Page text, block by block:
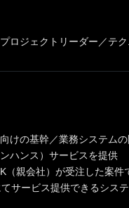
ロジェクトリーダー／テ
けの基幹／業務システムの
ハンス）サービスを提供
（親会社）が受注した案件
サービス提供できるシス